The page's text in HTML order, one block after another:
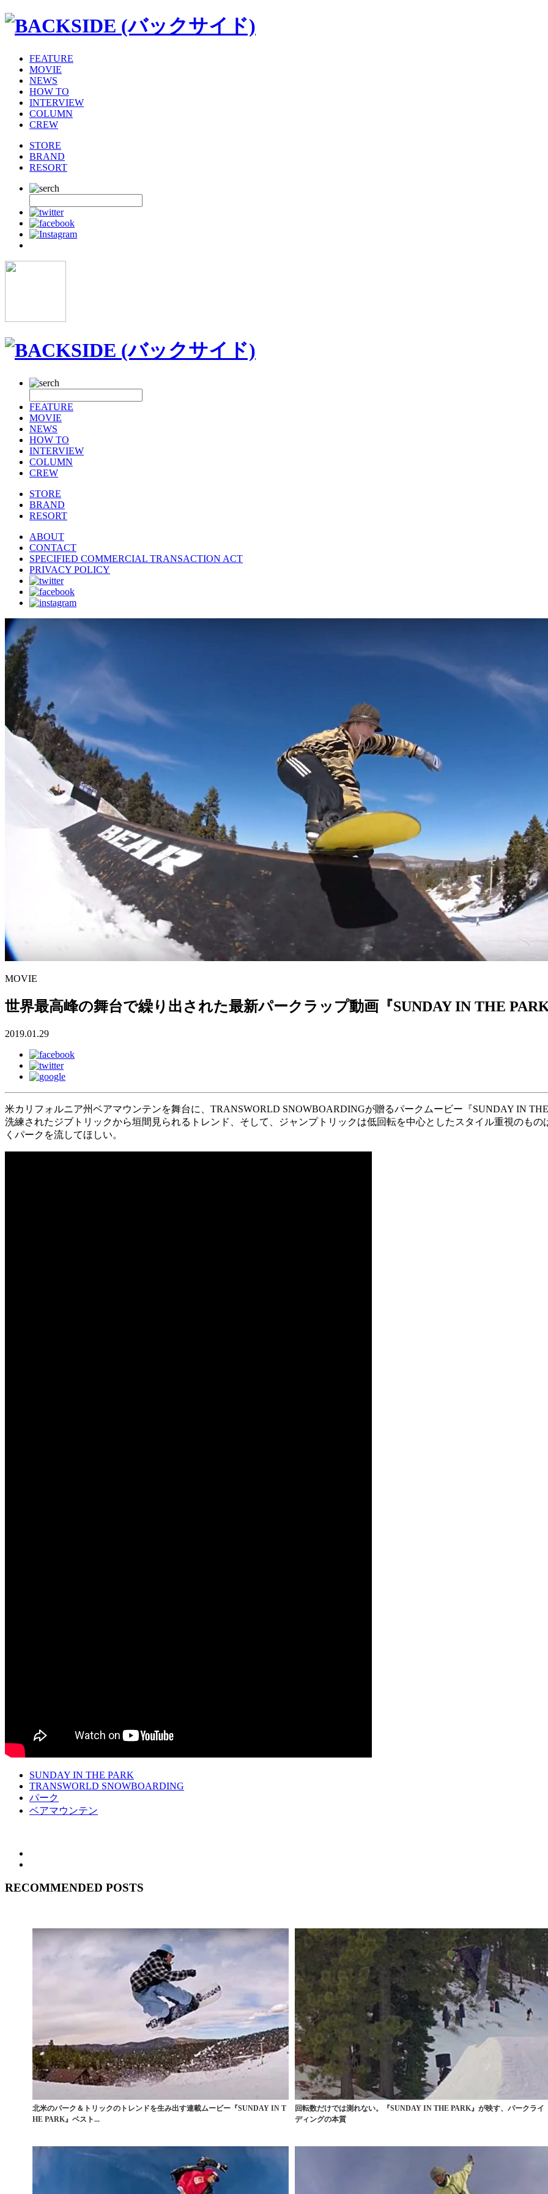
FEATURE
MOVIE
NEWS
HOW TO
INTERVIEW
COLUMN
CREW
STORE
BRAND
RESORT
FEATURE
MOVIE
NEWS
HOW TO
INTERVIEW
COLUMN
CREW
STORE
BRAND
RESORT
ABOUT
CONTACT
SPECIFIED COMMERCIAL TRANSACTION ACT
PRIVACY POLICY
MOVIE
世界最高峰の舞台で繰り出された最新パークラップ動画『SUNDAY IN THE
2019.01.29
米カリフォルニア州ベアマウンテンを舞台に、TRANSWORLD SNOWBOARDINGが贈るパークムービー『SUNDAY IN
洗練されたジブトリックから垣間見られるトレンド、そして、ジャンプトリックは低回転を中心としたスタイル重視のも
くパークを流してほしい。
SUNDAY IN THE PARK
TRANSWORLD SNOWBOARDING
パーク
ベアマウンテン
RECOMMENDED POSTS
北米のパーク＆トリックのトレンドを生み出す連載ムービー『SUNDAY IN T
HE PARK』ベスト...
回転数だけでは測れない。『SUNDAY IN THE PARK』が映す、パークライ
ディングの本質